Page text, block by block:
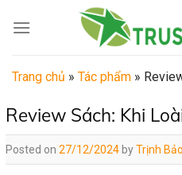
Trang chủ » Tác phẩm »
Review Sách: Khi
Posted on 27/12/2024 byTrịnh Bảo